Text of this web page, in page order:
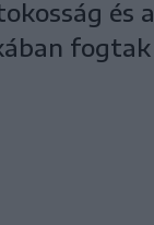
és a
fogtak